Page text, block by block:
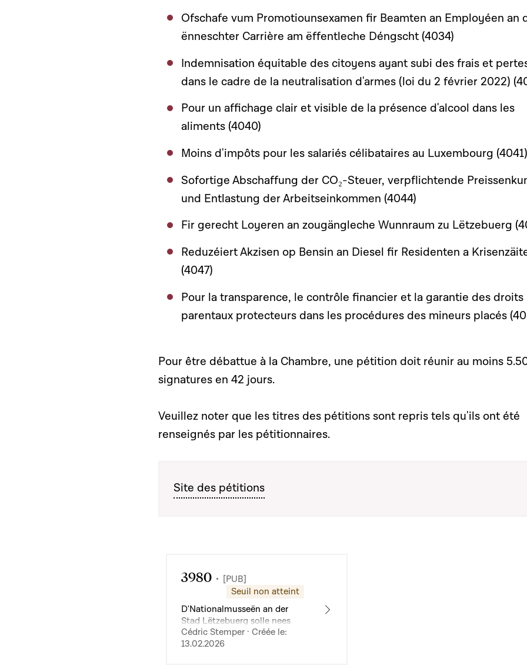
Ofschafe vum Promotiounsexamen fir Beamten an Employéen an
ënneschter Carrière am ëffentleche Déngscht (4034)
Indemnisation équitable des citoyens ayant subi des frais et
dans le cadre de la neutralisation d'armes (loi du 2 février 2022)
Pour un affichage clair et visible de la présence d'alcool dans les
aliments (4040)
Moins d'impôts pour les salariés célibataires au Luxembourg
Sofortige Abschaffung der CO₂-Steuer, verpflichtende
und Entlastung der Arbeitseinkommen (4044)
Fir gerecht Loyeren an zougängleche Wunnraum zu Lëtzebuerg
Reduzéiert Akzisen op Bensin an Diesel fir Residenten a
(4047)
Pour la transparence, le contrôle financier et la garantie des droits
parentaux protecteurs dans les procédures des mineurs placés
Pour être débattue à la Chambre, une pétition doit réunir au moins
signatures en 42 jours.
Veuillez noter que les titres des pétitions sont repris tels qu'ils ont été
renseignés par les pétitionnaires.
Site des pétitions
3980
[PUB]
Seuil non atteint
D'Nationalmusseën an der
Stad Lëtzebuerg solle nees
gratis ginn.
Cédric Stemper · Créée le:
13.02.2026